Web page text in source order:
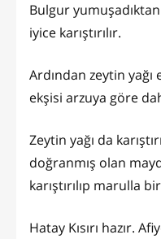
Bulgur
iyice karıştırılır.
Ardından zeytin yağı
ekşisi arzuya göre
Zeytin yağı da
doğranmış olan
karıştırılıp marulla
Hatay Kısırı hazır.